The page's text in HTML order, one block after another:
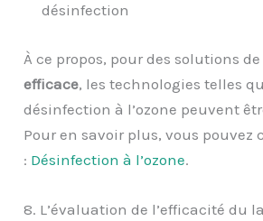
désinfection
À ce propos, pour des solutions
efficace, les technologies telles
désinfection à l’ozone peuvent
Pour en savoir plus, vous pouvez
: Désinfection à l’ozone.
8. L’évaluation de l’efficacité du